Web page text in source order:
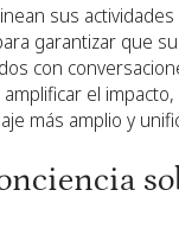
sus
garantizar que
con
el
más amplio y